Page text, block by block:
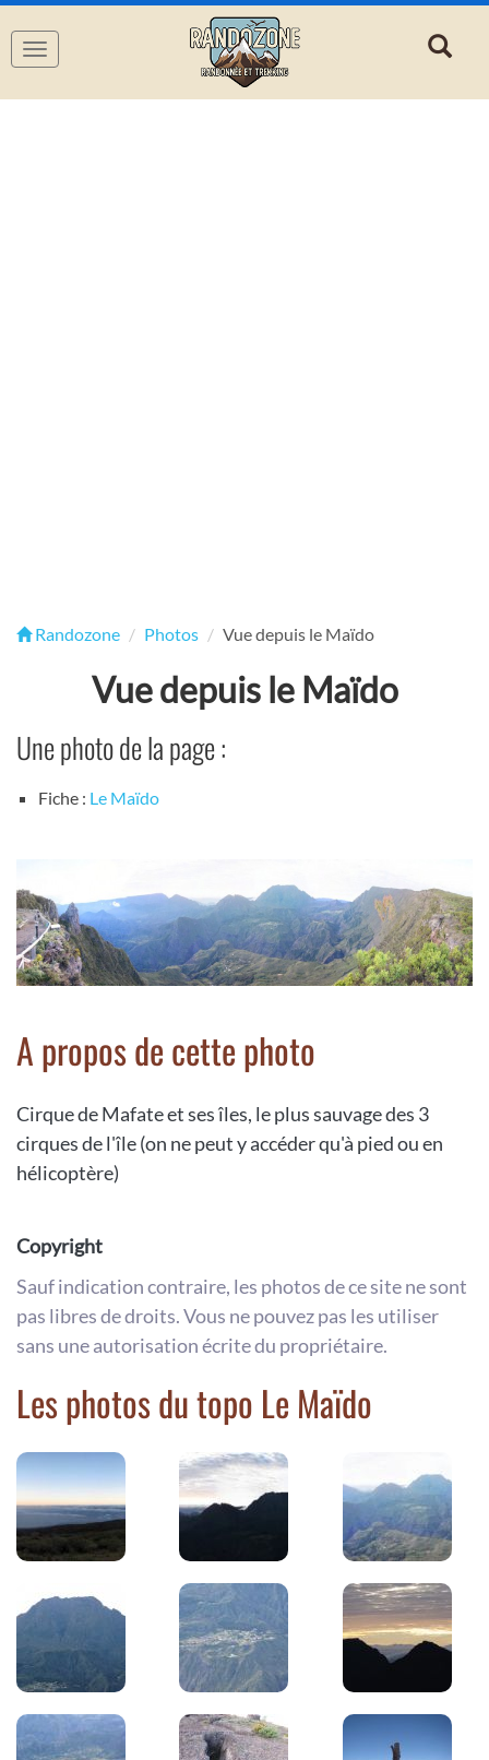
Navigation
Randozone Photos Vue depuis le Maïdo
Vue depuis le Maïdo
Une photo de la page :
Fiche : Le Maïdo
A propos de cette photo
Cirque de Mafate et ses îles, le plus sauvage des 3
cirques de l'île (on ne peut y accéder qu'à pied ou en
hélicoptère)
Copyright
Sauf indication contraire, les photos de ce site ne sont
pas libres de droits. Vous ne pouvez pas les utiliser
sans une autorisation écrite du propriétaire.
Les photos du topo Le Maïdo